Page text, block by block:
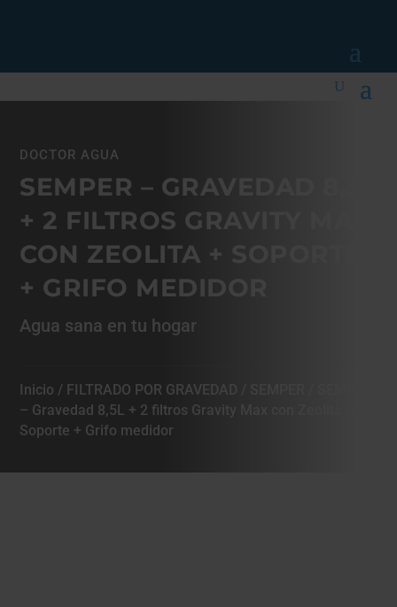
DOCTOR AGUA
SEMPER – GRAVEDAD 8,5L
+ 2 FILTROS GRAVITY MAX
CON ZEOLITA + SOPORTE
+ GRIFO MEDIDOR
Agua sana en tu hogar
Inicio / FILTRADO POR GRAVEDAD
– Gravedad 8,5L + 2 filtros Gravity Max con Zeolita +
Soporte + Grifo medidor